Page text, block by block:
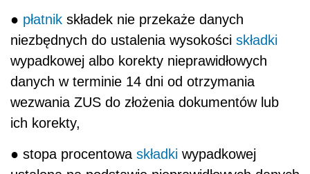
● płatnik składek nie przekaże danych
niezbędnych do ustalenia wysokości składki
wypadkowej albo korekty nieprawidłowych
danych w terminie 14 dni od otrzymania
wezwania ZUS do złożenia dokumentów lub
ich korekty,
● stopa procentowa składki wypadkowej